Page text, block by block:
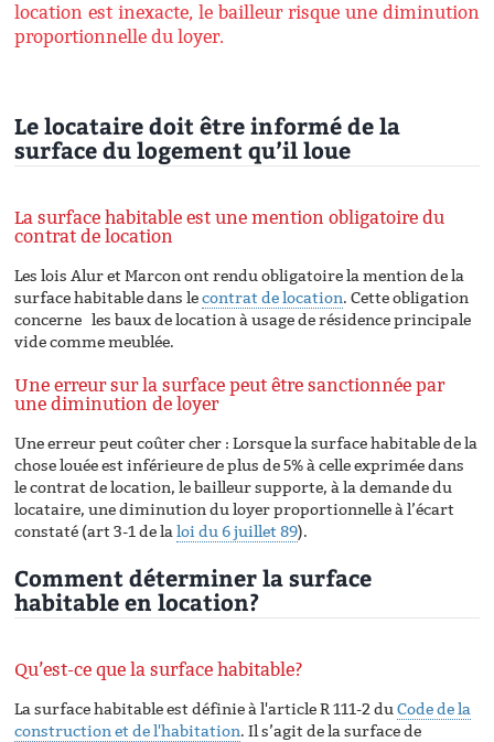
location est inexacte, le bailleur risque une diminution
proportionnelle du loyer.
Le locataire doit être informé de la
surface du logement qu’il loue
La surface habitable est une mention obligatoire du
contrat de location
Les lois Alur et Marcon ont rendu obligatoire la mention de la
surface habitable dans lecontrat de location. Cette obligation
concerne les baux de location à usage de résidence principale
vide comme meublée.
Une erreur sur la surface peut être sanctionnée par
une diminution de loyer
Une erreur peut coûter cher : Lorsque la surface habitable de la
chose louée est inférieure de plus de 5% à celle exprimée dans
le contrat de location, le bailleur supporte, à la demande du
locataire, une diminution du loyer proportionnelle à l’écart
constaté (art 3-1 de laloi du 6 juillet 89).
Comment déterminer la surface
habitable en location?
Qu’est-ce que la surface habitable?
La surface habitable est définie à l'article R 111-2 duCode de la
construction et de l'habitation. Il s’agit de la surface de